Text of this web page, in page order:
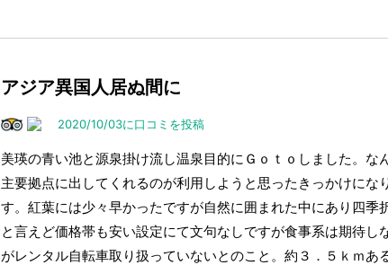
アジア異国人居ぬ間に
2020/10/03に口コミを投稿
美瑛の青い池と源泉掛け流し温泉目的にＧｏｔｏしました。な
主要拠点に出してくれるのが利用しようと思ったきっかけにな
す。紅葉には少々早かったですが自然に囲まれた中にあり四季
と言えど価格帯も安い設定にて文句なしですが食事系は期待し
がレンタル自転車取り扱っていないとのこと。約３．５ｋｍあ